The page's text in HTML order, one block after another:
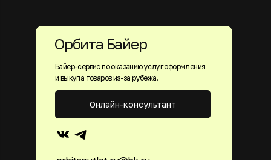
Байер-сервис по оказанию услуг оформления
и выкупа товаров из-за рубежа.
Онлайн-консультант
Орбита Байер